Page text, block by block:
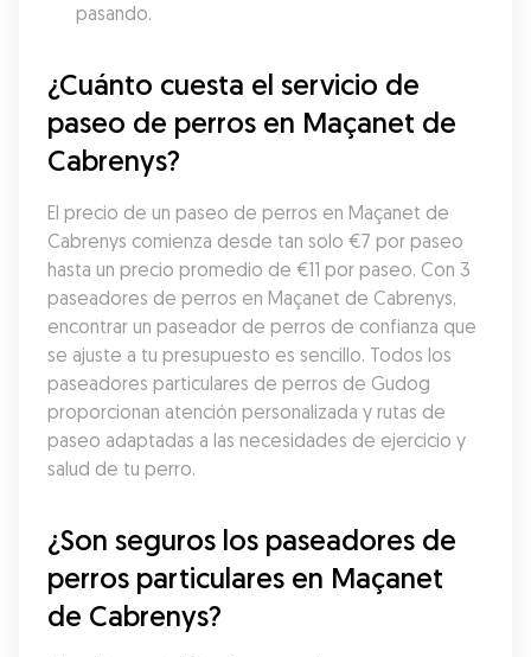
pasando.
¿Cuánto cuesta el servicio de
paseo de perros en Maçanet de
Cabrenys?
El precio de un paseo de perros en Maçanet de
Cabrenys comienza desde tan solo €7 por paseo
hasta un precio promedio de €11 por paseo. Con 3
paseadores de perros en Maçanet de Cabrenys,
encontrar un paseador de perros de confianza que
se ajuste a tu presupuesto es sencillo. Todos los
paseadores particulares de perros de Gudog
proporcionan atención personalizada y rutas de
paseo adaptadas a las necesidades de ejercicio y
salud de tu perro.
¿Son seguros los paseadores de
perros particulares en Maçanet
de Cabrenys?